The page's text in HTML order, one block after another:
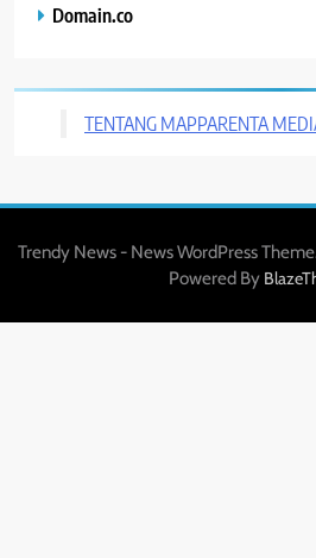
Domain.co
TENTANG MAPPARENTA
Trendy News - News WordPress
Powered By